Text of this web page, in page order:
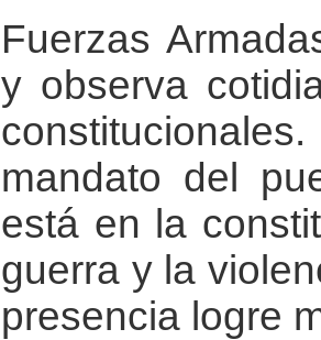
Fuerzas
y observa
mandato del
está en la
guerra y la
presencia logre